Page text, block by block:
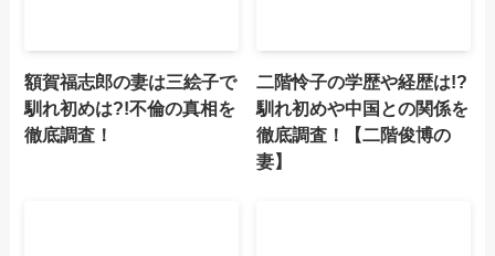
額賀福志郎の妻は三絵子で
馴れ初めは?!不倫の真相を
徹底調査！
二階怜子の学歴や経歴は!?
馴れ初めや中国との関係を
徹底調査！【二階俊博の
妻】